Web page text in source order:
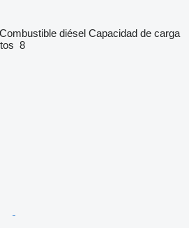
Combustible diésel Capacidad de carga
8